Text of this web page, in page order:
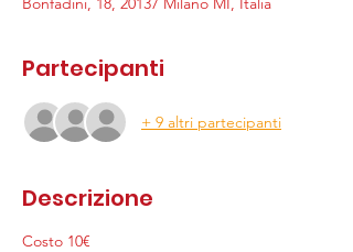
Partecipanti
+ 9 altri partecipanti
Descrizione
Costo 10€